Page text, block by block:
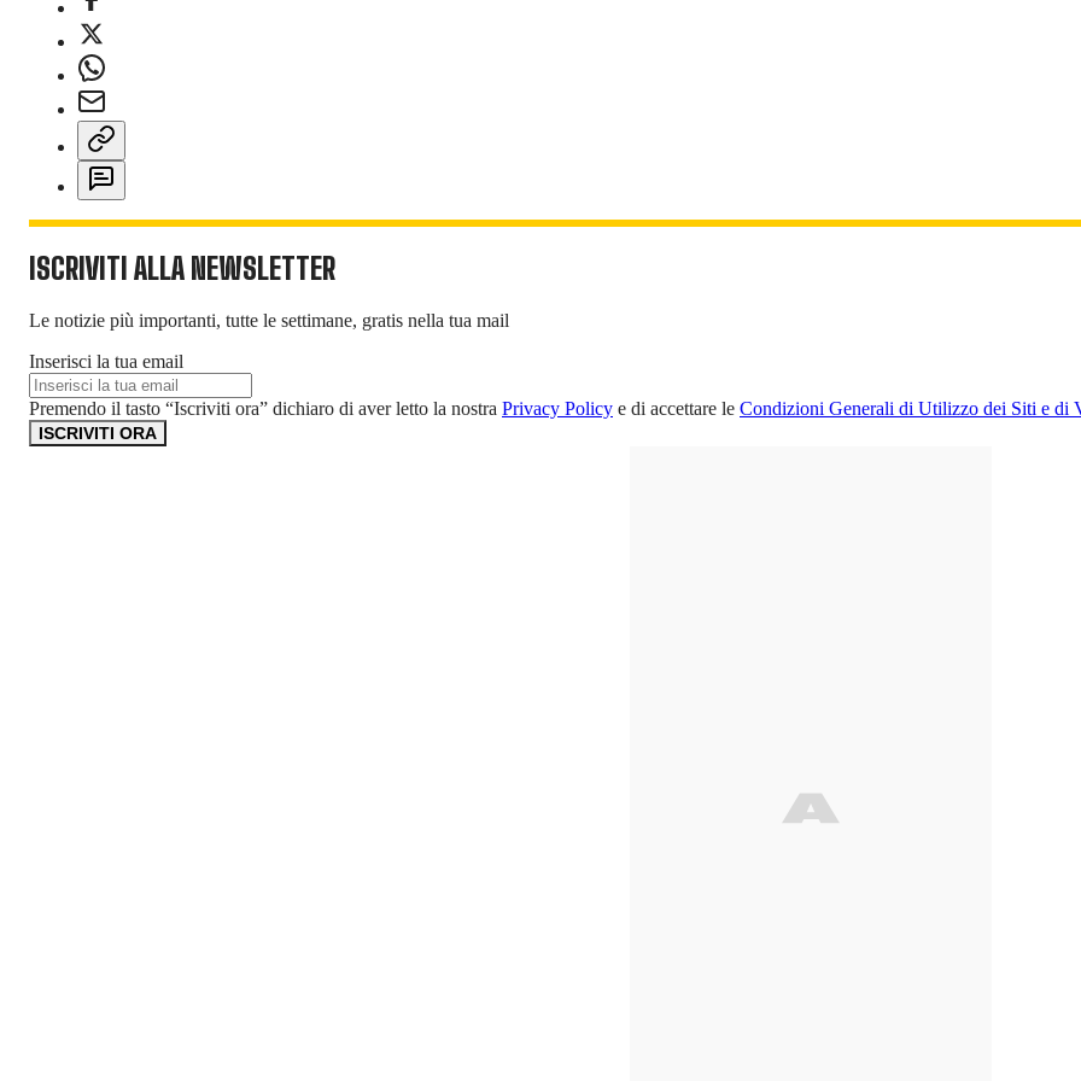
ISCRIVITI ALLA NEWSLETTER
Le notizie più importanti, tutte le settimane, gratis nella tua mail
Inserisci la tua email
Premendo il tasto “Iscriviti ora” dichiaro di aver letto la nostra Privacy Policy e di accettare le Condizioni Generali di Utilizzo dei Siti e di
ISCRIVITI ORA